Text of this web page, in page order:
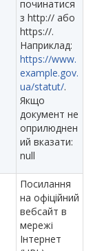
починатися
з http:// або
https://.
Наприклад:
https://www.
example.gov.
ua/statut/.
Якщо
документ не
оприлюднен
ий вказати:
null
Посилання
на офіційний
вебсайт в
мережі
Інтернет